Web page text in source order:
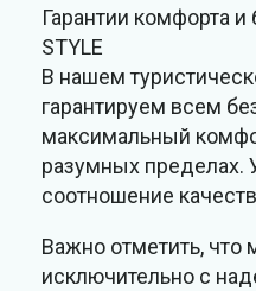
Гарантии комфорта и
STYLE
В нашем
гарантируем всем
максимальный
разумных пределах.
соотношение
Важно отметить,
исключительно с